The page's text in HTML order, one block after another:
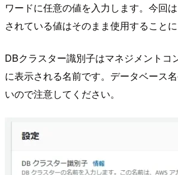
ワードに任意の値を入力します。今回
されている値はそのまま使用することに
DBクラスター識別子はマネジメントコ
に表示される名前です。データベース
いので注意してください。